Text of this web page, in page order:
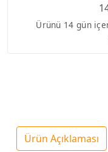
Ürünü 14 gün
Ürün Açıklaması